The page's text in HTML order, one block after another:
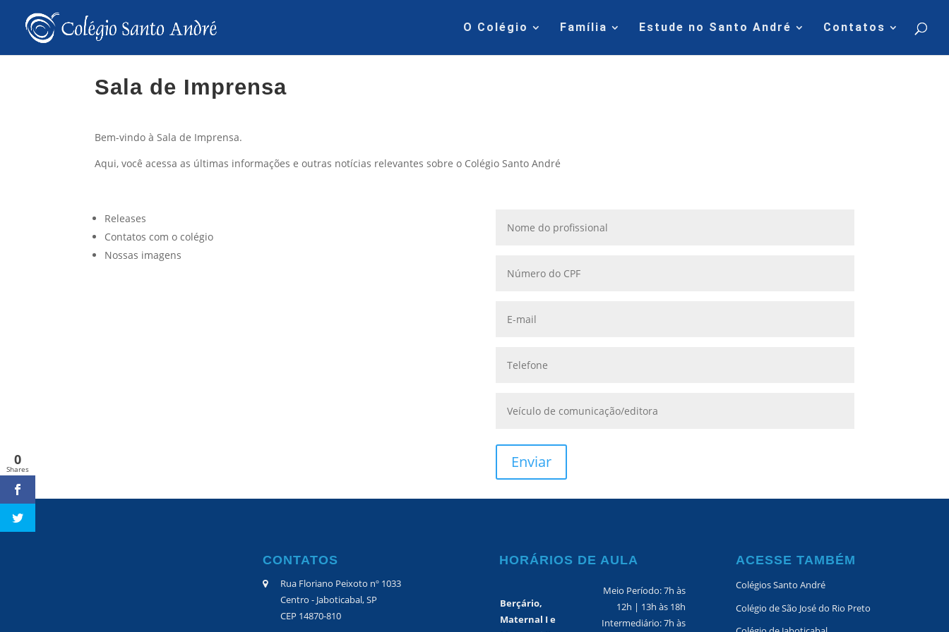
O Colégio Família Estude no Santo André Contatos
Sala de Imprensa
Bem-vindo à Sala de Imprensa.
Aqui, você acessa as últimas informações e outras notícias relevantes sobre o Colégio Santo André
Releases
Contatos com o colégio
Nossas imagens
CONTATOS
Rua Floriano Peixoto nº 1033
Centro - Jaboticabal, SP
CEP 14870-810
HORÁRIOS DE AULA
Berçário,
Maternal I e
Meio Período: 7h às
12h | 13h às 18h
Intermediário: 7h às
ACESSE TAMBÉM
Colégios Santo André
Colégio de São José do Rio Preto
0
Shares